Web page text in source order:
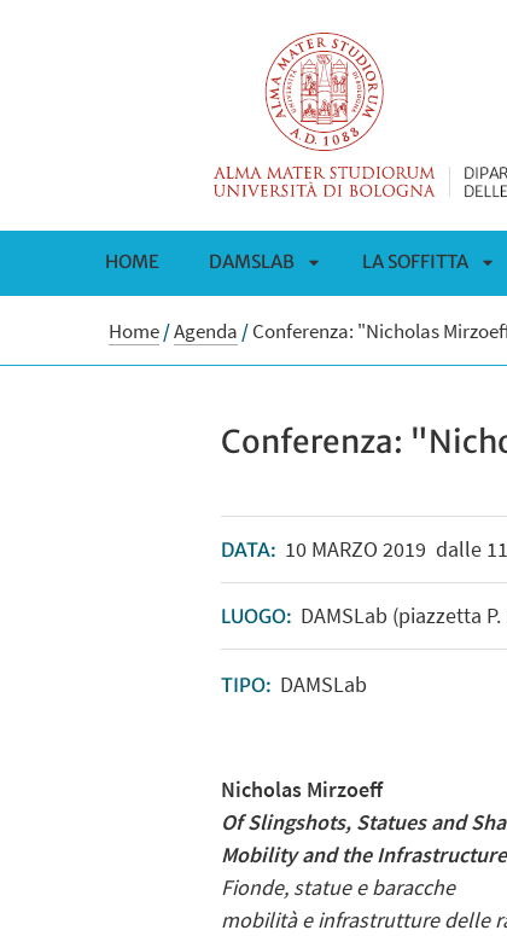
HOME DAMSLAB
APRI
LA SOFFITTA
Home/Agenda /Conferenza: "Nicholas
Conferenza:
DATA: 10MARZO 2019 dalle
LUOGO: DAMSLab (piazzetta
TIPO: DAMSLab
Nicholas Mirzoeff
Of Slingshots, Statues and
Mobility and the
Fionde, statue e baracche
mobilità e infrastrutture delle